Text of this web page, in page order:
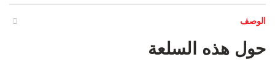
الوصف
حول هذه السلعة